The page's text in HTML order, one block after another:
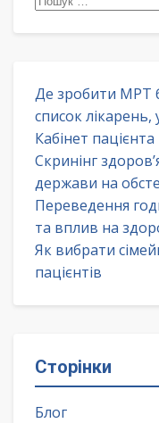
Де зробити МРТ
список
Кабінет
Скринінг
держави на
Переведення
та вплив на
Як вибрати
пацієнтів
Сторінки
Блог